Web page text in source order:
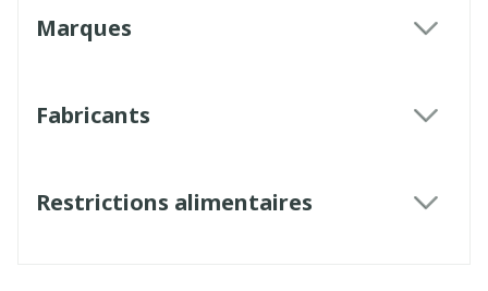
Marques
Fabricants
Restrictions alimentaires